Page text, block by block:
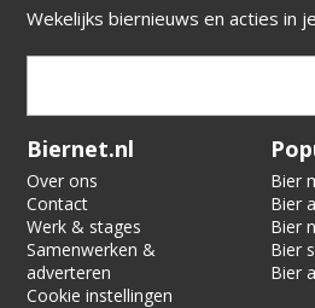
Wekelijks biernieuws en acties in
Verification code:
Biernet.nl
Over ons
Contact
Werk & stages
Samenwerken &
adverteren
Cookie instellingen
Bier
Bier
Bier
Bier
Bier